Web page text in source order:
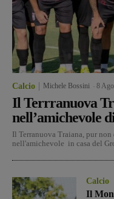
Calcio Michele Bossini 8
Il Terrranuova
nell’amichevole
Il Terranuova Traiana, pur
nell'amichevole in casa del
Calcio
Il